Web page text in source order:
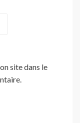
site dans le